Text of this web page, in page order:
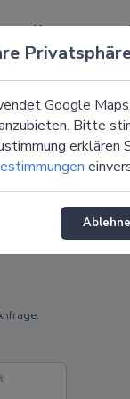
Kongresse
Google
Bitte
erklären